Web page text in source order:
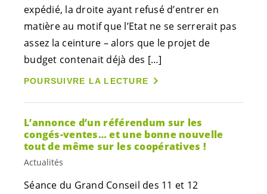
expédié, la droite ayant refusé d’entrer en
matière au motif que l’Etat ne se serrerait pas
assez la ceinture – alors que le projet de
budget contenait déjà des […]
POURSUIVRE LA LECTURE
L’annonce d’un référendum sur les
congés-ventes… et une bonne nouvelle
tout de même sur les coopératives !
Actualités
Séance du Grand Conseil des 11 et 12